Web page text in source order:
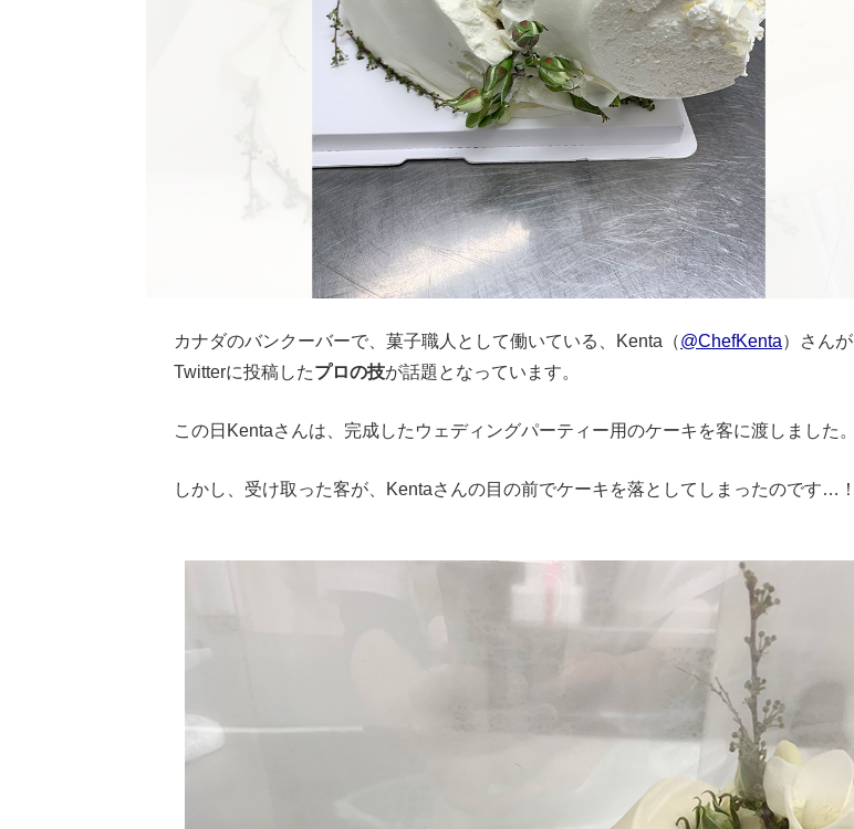
カナダのバンクーバーで、菓子職人として働いている、Kenta（@ChefKenta）さんが
Twitterに投稿したプロの技が話題となっています。
この日Kentaさんは、完成したウェディングパーティー用のケーキを客に渡しました。
しかし、受け取った客が、Kentaさんの目の前でケーキを落としてしまったのです…！
Unmute